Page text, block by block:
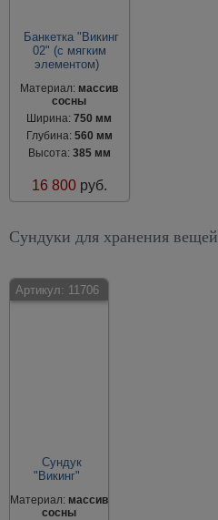
Банкетка "Викинг
02" (с мягким
элементом)
Материал: массив
сосны
Ширина:750 мм
Глубина: 560 мм
Высота: 385 мм
16 800 руб.
Сундуки для хранения вещей
Артикул: 11706
Сундук
"Викинг"
Материал: массив
сосны